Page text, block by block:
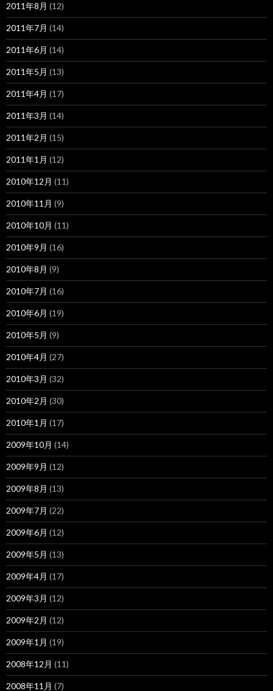
2011年8月 (12)
2011年7月 (14)
2011年6月 (14)
2011年5月 (13)
2011年4月 (17)
2011年3月 (14)
2011年2月 (15)
2011年1月 (12)
2010年12月 (11)
2010年11月 (9)
2010年10月 (11)
2010年9月 (16)
2010年8月 (9)
2010年7月 (16)
2010年6月 (19)
2010年5月 (9)
2010年4月 (27)
2010年3月 (32)
2010年2月 (30)
2010年1月 (17)
2009年10月 (14)
2009年9月 (12)
2009年8月 (13)
2009年7月 (22)
2009年6月 (12)
2009年5月 (13)
2009年4月 (17)
2009年3月 (12)
2009年2月 (12)
2009年1月 (19)
2008年12月 (11)
2008年11月 (7)